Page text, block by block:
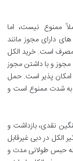
ممنوع نیست، اما
دارای مجوز مانند
مصرف است. خرید الکل
و با داشتن مجوز
پذیر است. حمل
به شدت ممنوع است و
نقدی، بازداشت و
در دبی غیرقابل
حبس طولانی مدت و